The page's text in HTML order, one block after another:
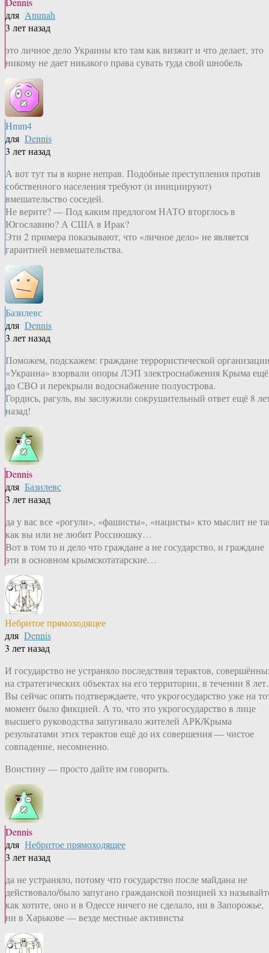
для Anunah
3 лет назад
это личное дело Украины кто там как визжит и что делает, это
никому не дает никакого права сувать туда свой шнобель
Hmm4
для Dennis
3 лет назад
А вот тут ты в корне неправ. Подобные преступления против
собственного населения требуют (и инициируют)
вмешательство соседей.
Не верите? — Под каким предлогом НАТО вторглось в
Югославию? А США в Ирак?
Эти 2 примера показывают, что «личное дело» не является
гарантией невмешательства.
Базилевс
для Dennis
3 лет назад
Поможем, подскажем: граждане террористической
«Украина» взорвали опоры ЛЭП электроснабжения Крыма ещё
до СВО и перекрыли водоснабжение полуострова.
Гордись, рагуль, вы заслужили сокрушительный ответ ещё 8
назад!
Dennis
для Базилевс
3 лет назад
да у вас все «рогули», «фашисты», «нацисты» кто мыслит не
как вы или не любит Россиюшку…
Вот в том то и дело что граждане а не государство, и граждане
эти в основном крымскотатарские…
Небритое прямоходящее
для Dennis
3 лет назад
И государство не устраняло последствия терактов,
на стратегических объектах на его территории, в течении 8 лет.
Вы сейчас опять подтверждаете, что укрогосударство уже на
момент было фикцией. А то, что это укрогосударство в лице
высшего руководства запугивало жителей АРК/Крыма
результатами этих терактов ещё до их совершения — чистое
совпадение, несомненно.
Воистину — просто дайте им говорить.
Dennis
для Небритое прямоходящее
3 лет назад
да не устраняло, потому что государство после майдана не
действовало/было запугано гражданской позицией хз
как хотите, оно и в Одессе ничего не сделало, ни в Запорожье,
ни в Харькове — везде местные активисты